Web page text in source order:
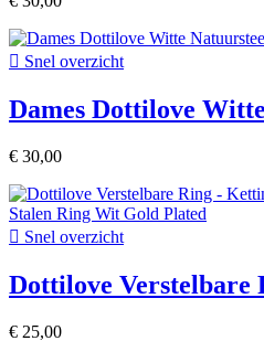
 Snel overzicht
Dames Dottilove
€ 30,00
 Snel overzicht
Dottilove Verstelbare
€ 25,00